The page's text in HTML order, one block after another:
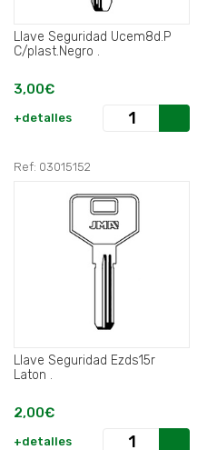
Llave Seguridad Ucem8d.P
C/plast.Negro .
3,00€
+detalles
Ref: 03015152
Llave Seguridad Ezds15r
Laton .
2,00€
+detalles